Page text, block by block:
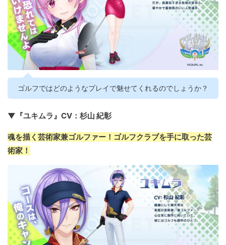
ゴルフではどのようなプレイで魅せてくれるのでしょうか？
▼『ユキムラ』CV：杉山 紀彰
魂を描く芸術家兼ゴルファー！ゴルフクラブを手に取った芸
術家！